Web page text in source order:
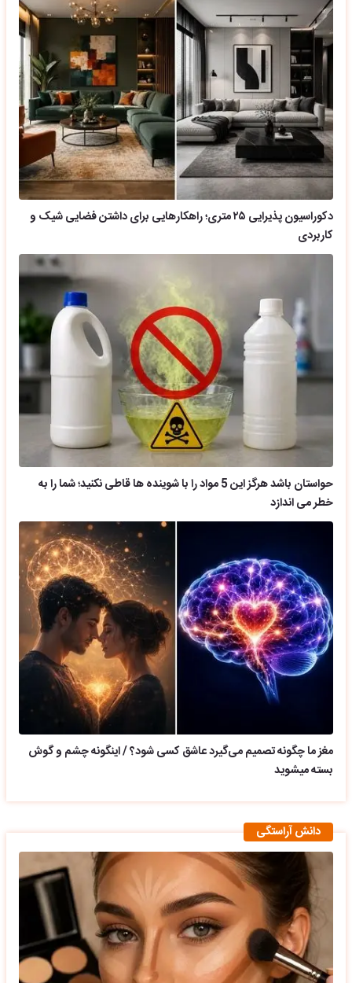
دکوراسیون پذیرایی ۲۵ متری؛ راهکارهایی برای داشتن فضایی شیک و
کاربردی
حواستان باشد هرگز این 5 مواد را با شوینده ها قاطی نکنید؛ شما را به
خطر می اندازد
مغز ما چگونه تصمیم می‌گیرد عاشق کسی شود؟ / اینگونه چشم و گوش
بسته میشوید
دانش آراستگی